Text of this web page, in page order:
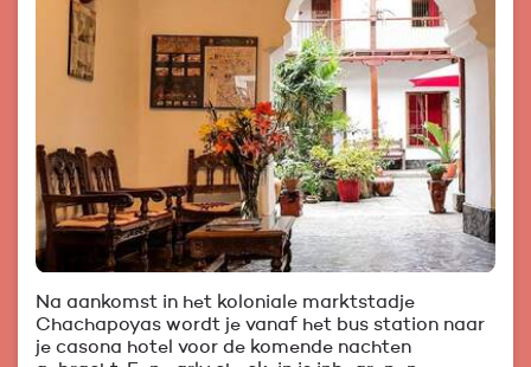
Na aankomst in het koloniale marktstadje
Chachapoyas wordt je vanaf het bus station naar
je casona hotel voor de komende nachten